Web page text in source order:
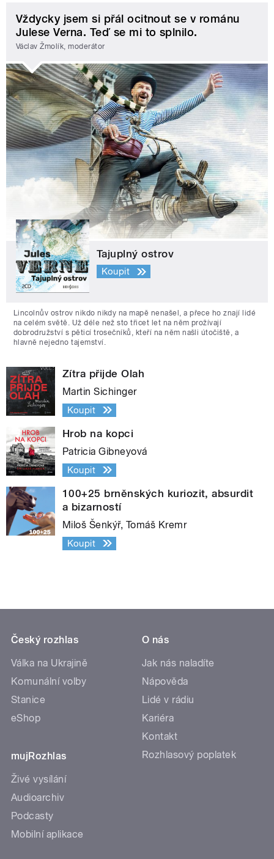
Vždycky jsem si přál ocitnout se v románu
Julese Verna. Teď se mi to splnilo.
Václav Žmolík, moderátor
Tajuplný ostrov
Koupit
Lincolnův ostrov nikdo nikdy na mapě nenašel, a přece ho znají lidé
na celém světě. Už déle než sto třicet let na něm prožívají
dobrodružství s pěticí trosečníků, kteří na něm našli útočiště, a
hlavně nejedno tajemství.
Zítra přijde Olah
Martin Sichinger
Koupit
Hrob na kopci
Patricia Gibneyová
Koupit
100+25 brněnských kuriozit, absurdit
a bizarností
Miloš Šenkýř, Tomáš Kremr
Koupit
Český rozhlas
Válka na Ukrajině
Komunální volby
Stanice
eShop
mujRozhlas
Živé vysílání
Audioarchiv
Podcasty
Mobilní aplikace
O nás
Jak nás naladíte
Nápověda
Lidé v rádiu
Kariéra
Kontakt
Rozhlasový poplatek